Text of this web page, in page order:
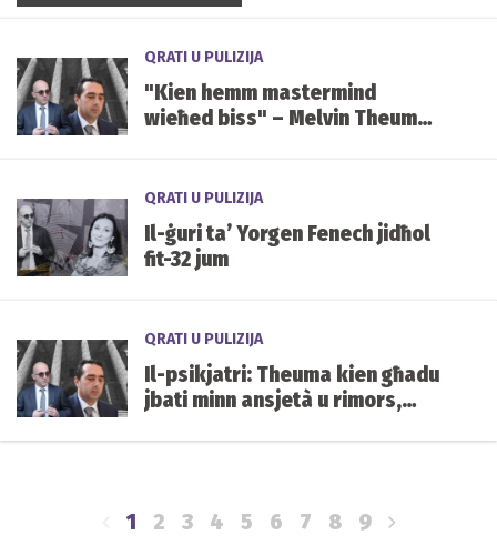
QRATI U PULIZIJA
"Kien hemm mastermind
wieħed biss" – Melvin Theuma
Galizia
QRATI U PULIZIJA
Il-ġuri ta’ Yorgen Fenech jidħol
fit-32 jum
QRATI U PULIZIJA
Il-psikjatri: Theuma kien għadu
jbati minn ansjetà u rimors,
1 2 3 4 5 6 7 8 9